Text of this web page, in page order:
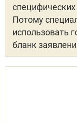
Потому
использовать
бланк